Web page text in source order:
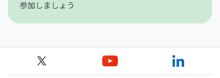
参加しましょう